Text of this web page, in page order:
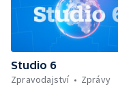
Studio 6
Zpravodajství
Zprávy